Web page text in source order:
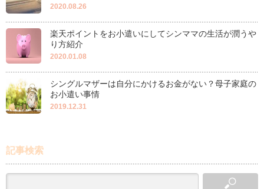
2020.08.26
楽天ポイントをお小遣いにしてシンママの生活が潤うや
り方紹介
2020.01.08
シングルマザーは自分にかけるお金がない？母子家庭の
お小遣い事情
2019.12.31
記事検索